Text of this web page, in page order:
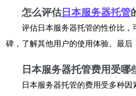
怎么评估日本服务器托管
评估日本服务器托管的性价比
碑，了解其他用户的使用体验。最
日本服务器托管费用受哪
日本服务器托管的费用受多种